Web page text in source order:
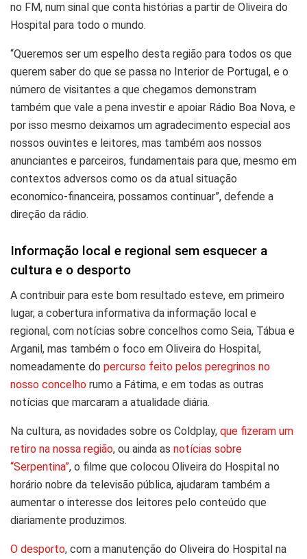
no FM, num sinal que conta histórias a partir de Oliveira do
Hospital para todo o mundo.
“Queremos ser um espelho desta região para todos os que
querem saber do que se passa no Interior de Portugal, e o
número de visitantes a que chegamos demonstram
também que vale a pena investir e apoiar Rádio Boa Nova, e
por isso mesmo deixamos um agradecimento especial aos
nossos ouvintes e leitores, mas também aos nossos
anunciantes e parceiros, fundamentais para que, mesmo em
contextos adversos como os da atual situação
economico-financeira, possamos continuar”, defende a
direção da rádio.
Informação local e regional sem esquecer a
cultura e o desporto
A contribuir para este bom resultado esteve, em primeiro
lugar, a cobertura informativa da informação local e
regional, com notícias sobre concelhos como Seia, Tábua e
Arganil, mas também o foco em Oliveira do Hospital,
nomeadamente do percurso feito pelos peregrinos no
nosso concelho rumo a Fátima, e em todas as outras
notícias que marcaram a atualidade diária.
Na cultura, as novidades sobre os Coldplay, que fizeram um
retiro na nossa região, ou ainda as notícias sobre
“Serpentina”, o filme que colocou Oliveira do Hospital no
horário nobre da televisão pública, ajudaram também a
aumentar o interesse dos leitores pelo conteúdo que
diariamente produzimos.
O desporto, com a manutenção do Oliveira do Hospital na